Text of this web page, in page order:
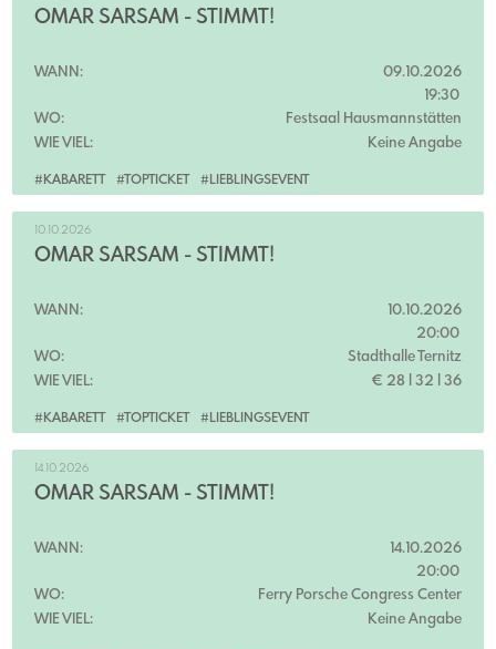
#KABARETT #TOPTICKET #LIEBLINGSEVENT
OMAR SARSAM - STIMMT!
WANN:
09.10.2026
19:30
WO:
Festsaal Hausmannstätten
WIE VIEL:
Keine Angabe
#KABARETT #TOPTICKET #LIEBLINGSEVENT
10.10.2026
OMAR SARSAM - STIMMT!
WANN:
10.10.2026
20:00
WO:
Stadthalle Ternitz
WIE VIEL:
€ 28 l 32 l 36
14.10.2026
OMAR SARSAM - STIMMT!
WANN:
14.10.2026
20:00
WO:
Ferry Porsche Congress Center
WIE VIEL:
Keine Angabe